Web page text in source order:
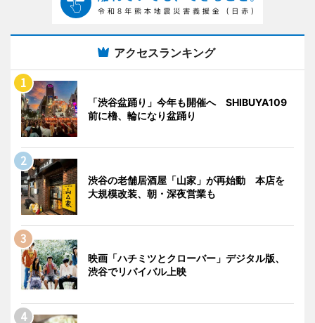
アクセスランキング
「渋谷盆踊り」今年も開催へ SHIBUYA109
前に櫓、輪になり盆踊り
渋谷の老舗居酒屋「山家」が再始動 本店を
大規模改装、朝・深夜営業も
映画「ハチミツとクローバー」デジタル版、
渋谷でリバイバル上映